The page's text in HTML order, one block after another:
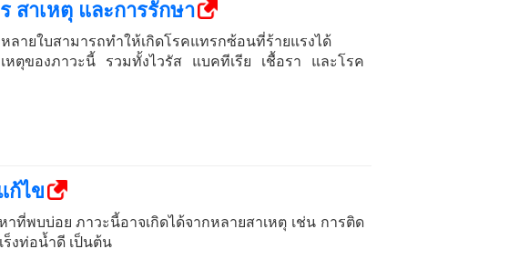
สาเหตุ และการรักษา
ลายใบสามารถทำให้เกิดโรคแทรกซ้อนที่ร้ายแรงได้
หตุของภาวะนี้ รวมทั้งไวรัส แบคทีเรีย เชื้อรา และโรค
ก้ไข
ที่พบบ่อย ภาวะนี้อาจเกิดได้จากหลายสาเหตุ เช่น การติด
ร็งท่อน้ำดี เป็นต้น